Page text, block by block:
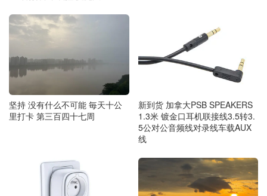
坚持 没有什么不可能 毎天十公
里打卡 第三百四十七周
新到货 加拿大PSB SPEAKERS
1.3米 镀金口耳机联接线3.5转3.
5公对公音频线对录线车载AUX
线